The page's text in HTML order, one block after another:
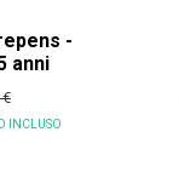
-
anni
INCLUSO